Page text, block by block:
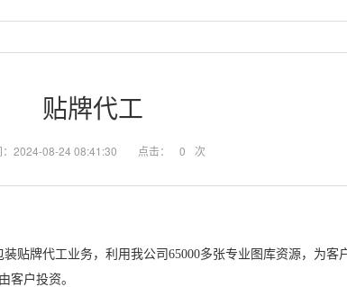
贴牌代工
：2024-08-24 08:41:30 点击： 0 次
贴牌代工业务，利用我公司65000多张专业图库资源，为客
客户投资。